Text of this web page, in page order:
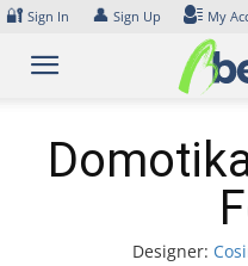
Skip
content
🔐 Sign In 👤 Sign Up My
Designer: